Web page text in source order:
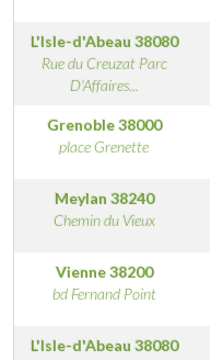
L'Isle-d'Abeau 38080
Rue du Creuzat Parc
D'Affaires...
Grenoble38000
place Grenette
Meylan 38240
Chemin du Vieux
Vienne38200
bd Fernand Point
L'Isle-d'Abeau 38080